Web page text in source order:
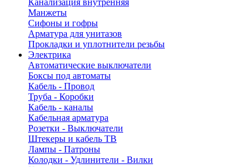
Канализация внутренняя
Манжеты
Сифоны и гофры
Арматура для унитазов
Прокладки и уплотнители резьбы
Электрика
Автоматические выключатели
Боксы под автоматы
Кабель - Провод
Труба - Коробки
Кабель - каналы
Кабельная арматура
Розетки - Выключатели
Штекеры и кабель ТВ
Лампы - Патроны
Колодки - Удлинители - Вилки